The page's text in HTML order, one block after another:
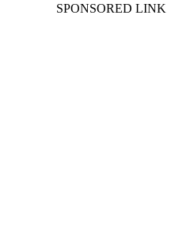
SPONSORED LINK